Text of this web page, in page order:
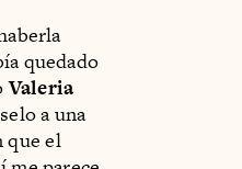
quedado
Valeria
a una
que el